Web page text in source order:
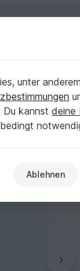
Look
unter
Du kannst deine
Ablehnen